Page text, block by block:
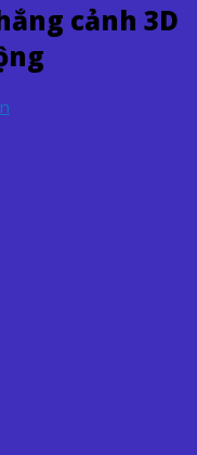
cảnh 3D